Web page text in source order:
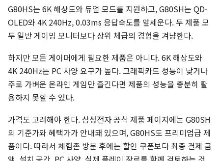
G80HS는 6K 해상도와 듀얼 모드를 지원하고, G80SH는 QD-
OLED와 4K 240Hz, 0.03ms 응답속도를 앞세운다. 두 제품 모
두 일반 게이밍 모니터보다 상위 체급의 경험을 겨냥한다.
하지만 모든 게이머에게 필요한 제품은 아니다. 6K 해상도와
4K 240Hz는 PC 사양 요구가 높다. 그래픽카드 성능이 낮거나
주로 가벼운 온라인 게임만 즐긴다면 제품의 성능을 충분히 활
용하지 못할 수 있다.
가격도 고려해야 한다. 삼성전자 공식 제품 페이지에는 G80SH
의 기준가와 혜택가가 안내돼 있으며, G80HS도 프리미엄급 제
품이다. 따라서 체험존 방문 후에는 할인 쿠폰보다 최종 결제 금